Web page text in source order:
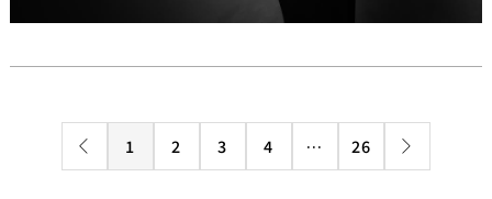
1 2 3 4 … 26